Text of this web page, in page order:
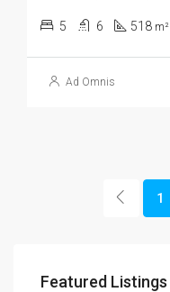
5 6 518 m²
Ad Omnis
1
Featured Listings